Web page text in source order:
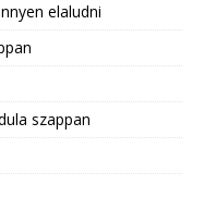
elaludni
szappan